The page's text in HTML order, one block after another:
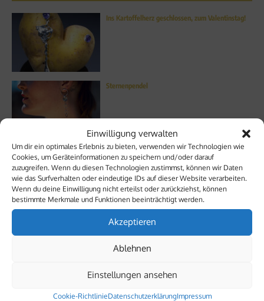
Einwilligung verwalten
Um dir ein optimales Erlebnis zu bieten, verwenden wir Technologien wie
Cookies, um Geräteinformationen zu speichern und/oder darauf
zuzugreifen. Wenn du diesen Technologien zustimmst, können wir Daten
wie das Surfverhalten oder eindeutige IDs auf dieser Website verarbeiten.
Wenn du deine Einwilligung nicht erteilst oder zurückziehst, können
bestimmte Merkmale und Funktionen beeinträchtigt werden.
Akzeptieren
Ablehnen
Einstellungen ansehen
Cookie-RichtlinieDatenschutzerklärungImpressum
Ins Kartoffelherz geschlossen, zum Valentinstag!
Sternenpendel
Nathalie – Musikerin, Podcasterin, Eh­ren­amt­le­rin
Prinzipien